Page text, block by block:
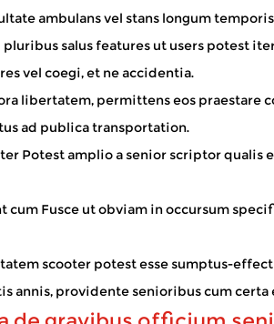
p...
navigant, ac ultra aucto sui fiducia.
...
ambulans vel stans longum
salus features ut users potest
vel coegi, et ne accidentia.
libertatem, permittens eos praestare
ad publica transportation.
Potest amplio a senior scriptor qualis
Fusce ut obviam in occursum
scooter potest esse sumptus-
annis, providente senioribus cum